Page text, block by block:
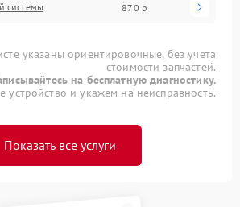
системы 870 р
указаны ориентировочные, без учета
стоимости запчастей.
на бесплатную диагностику.
и укажем на неисправность.
Показать все услуги